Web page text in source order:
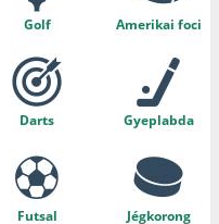
Golf
Amerikai foci
Darts Gyeplabda
Futsal Jégkorong